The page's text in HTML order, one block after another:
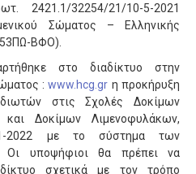
2421.1/32254/21/10-5-2021
Σώματος – Ελληνικής
ΒΦΟ).
στο διαδίκτυο στην
:www.hcg.gr η προκήρυξη
στις Σχολές Δοκίμων
Δοκίμων Λιμενοφυλάκων,
2022 με το σύστημα των
Οι υποψήφιοι θα πρέπει να
σχετικά με τον τρόπο